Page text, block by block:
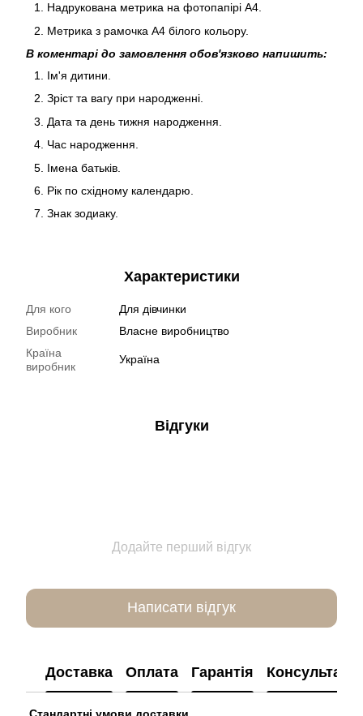
Надрукована метрика на фотопапірі А4.
Метрика з рамочка А4 білого кольору.
В коментарі до замовлення обов'язково напишить:
Ім'я дитини.
Зріст та вагу при народженні.
Дата та день тижня народження.
Час народження.
Імена батьків.
Рік по східному календарю.
Знак зодиаку.
Характеристики
Для кого
Для дівчинки
Виробник
Власне виробництво
Країна
виробник
Україна
Відгуки
Додайте перший відгук
Написати відгук
Доставка Оплата Гарантія Консультація
Стандартні умови доставки